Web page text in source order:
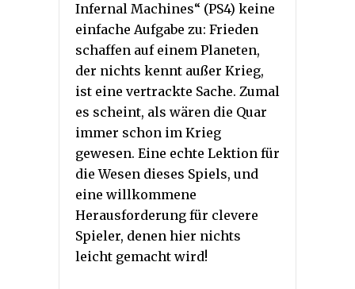
Infernal Machines“ (PS4) keine
einfache Aufgabe zu: Frieden
schaffen auf einem Planeten,
der nichts kennt außer Krieg,
ist eine vertrackte Sache. Zumal
es scheint, als wären die Quar
immer schon im Krieg
gewesen. Eine echte Lektion für
die Wesen dieses Spiels, und
eine willkommene
Herausforderung für clevere
Spieler, denen hier nichts
leicht gemacht wird!